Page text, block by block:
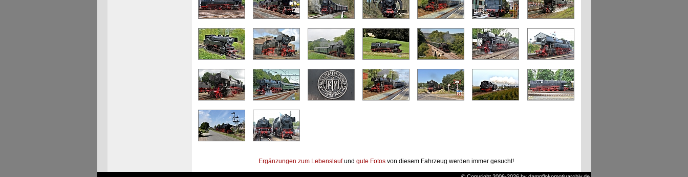
Ergänzungen zum Lebenslaufund gute Fotos von diesem Fahrzeug werden immer gesucht!